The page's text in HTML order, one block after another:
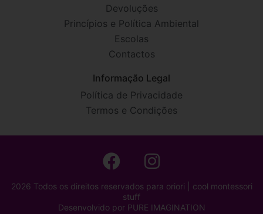
Devoluções
Princípios e Política Ambiental
Escolas
Contactos
Informação Legal
Política de Privacidade
Termos e Condições
2026 Todos os direitos reservados para oriori | cool montessori
stuff
Desenvolvido porPURE IMAGINATION